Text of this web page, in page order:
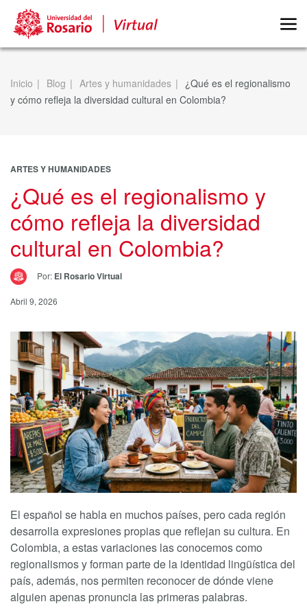
Inicio Blog Artes y humanidades
¿Qué es el regionalismo
y cómo refleja la diversidad cultural en Colombia?
ARTES Y HUMANIDADES
¿Qué es el regionalismo y
cómo refleja la diversidad
cultural en Colombia?
Por: El Rosario Virtual
Abril 9, 2026
El español se habla en muchos países, pero cada región
desarrolla expresiones propias que reflejan su cultura. En
Colombia, a estas variaciones las conocemos como
regionalismosy forman parte de la identidad lingüística del
país, además, nos permiten reconocer de dónde viene
alguien apenas pronuncia las primeras palabras.